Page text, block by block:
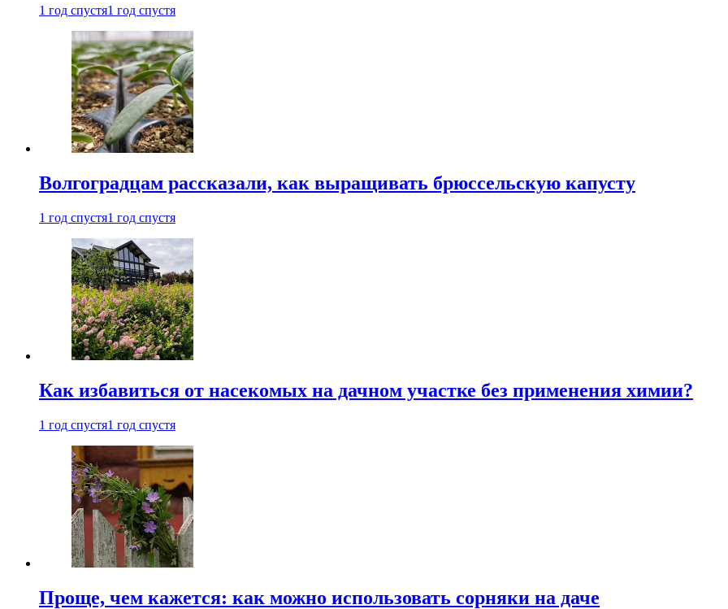
1 год спустя1 год спустя
Волгоградцам рассказали, как выращивать брюссельскую капусту
1 год спустя1 год спустя
Как избавиться от насекомых на дачном участке без применения химии?
1 год спустя1 год спустя
Проще, чем кажется: как можно использовать сорняки на даче